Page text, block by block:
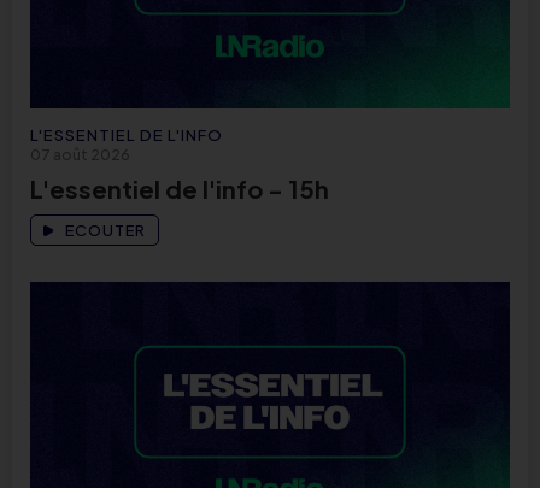
L'ESSENTIEL DE L'INFO
07 août 2026
L'essentiel de l'info - 15h
ECOUTER